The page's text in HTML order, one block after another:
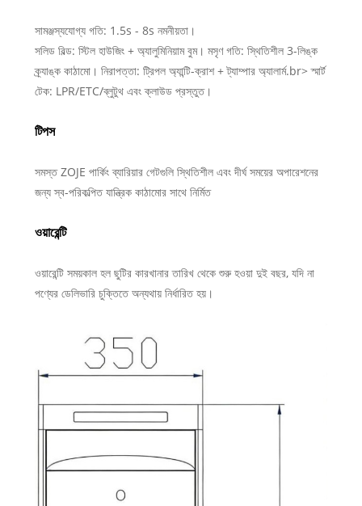
সামঞ্জস্যযোগ্য গতি: 1.5s - 8s নমনীয়তা।
সলিড বিল্ড: স্টিল হাউজিং + অ্যালুমিনিয়াম বুম। মসৃণ গতি: স্থিতিশীল 3-লিঙ্ক
ক্র্যাঙ্ক কাঠামো। নিরাপত্তা: ট্রিপল অ্যান্টি-ক্রাশ + ট্যাম্পার অ্যালার্ম.br> স্মার্ট
টেক: LPR/ETC/ব্লুটুথ এবং ক্লাউড প্রস্তুত।
টিপস
সমস্ত ZOJE পার্কিং ব্যারিয়ার গেটগুলি স্থিতিশীল এবং দীর্ঘ সময়ের অপারেশনের
জন্য স্ব-পরিকল্পিত যান্ত্রিক কাঠামোর সাথে নির্মিত
ওয়ারেন্টি
ওয়ারেন্টি সময়কাল হল ছুটির কারখানার তারিখ থেকে শুরু হওয়া দুই বছর, যদি না
পণ্যের ডেলিভারি চুক্তিতে অন্যথায় নির্ধারিত হয়।